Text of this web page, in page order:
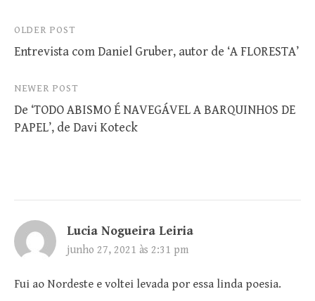
Post
navigation
OLDER POST
Entrevista com Daniel Gruber, autor de ‘A FLORESTA’
NEWER POST
De ‘TODO ABISMO É NAVEGÁVEL A BARQUINHOS DE
PAPEL’, de Davi Koteck
Lucia Nogueira Leiria
junho 27, 2021 às 2:31 pm
Fui ao Nordeste e voltei levada por essa linda poesia.